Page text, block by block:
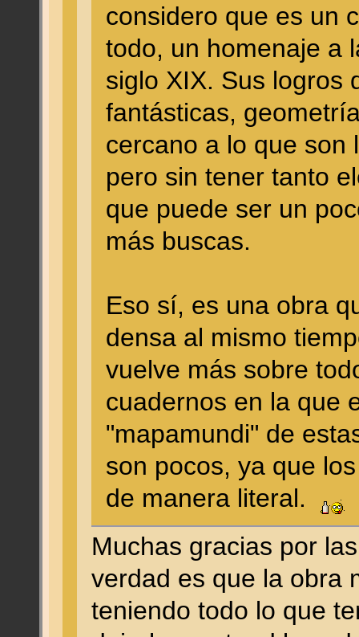
considero que es un
todo, un homenaje a
siglo XIX. Sus logros
fantásticas,
cercano a lo que son
pero sin tener tanto
que puede ser un
más buscas.
Eso sí, es una obra
densa al mismo
vuelve más sobre
cuadernos en la que
"mapamundi" de
son pocos, ya que
de manera literal.
Muchas gracias por
verdad es que la obra
teniendo todo lo que